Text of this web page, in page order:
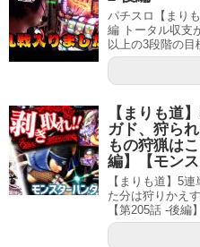
パチスロ【まり
編 トータル収支
以上の3段階の目
【まりも道
ガド、狩ら
もの狩猟は
編】【モン
【まりも道】5
た分は狩りかえ
【第205話 -後編